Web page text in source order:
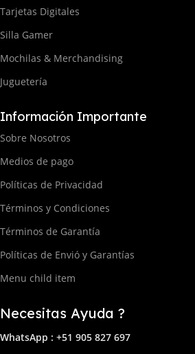
Tarjetas Digitales
Silla Gamer
Mochilas & Merchandising
Juguetería
Información Importante
Sobre Nosotros
Medios de pago
Políticas de Privacidad
Términos y Condiciones
Términos de Garantía
Políticas de Envió y Garantías
Menu child item
Necesitas Ayuda ?
WhatsApp : +51 905 827 697